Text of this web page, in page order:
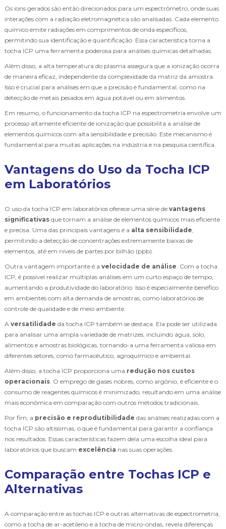
Os íons gerados são então direcionados para um espectrômetro, onde suas
interações com a radiação eletromagnética são analisadas. Cada elemento
químico emite radiações em comprimentos de onda específicos,
permitindo sua identificação e quantificação. Essa característica torna a
tocha ICP uma ferramenta poderosa para análises químicas detalhadas.
Além disso, a alta temperatura do plasma assegura que a ionização ocorra
de maneira eficaz, independente da complexidade da matriz da amostra.
Isso é crucial para análises em que a precisão é fundamental, como na
detecção de metais pesados em água potável ou em alimentos.
Em resumo, o funcionamento da tocha ICP na espectrometria envolve um
processo altamente eficiente de ionização que possibilita a análise de
elementos químicos com alta sensibilidade e precisão. Este mecanismo é
fundamental para muitas aplicações na indústria e na pesquisa científica.
Vantagens do Uso da Tocha ICP
em Laboratórios
O uso da tocha ICP em laboratórios oferece uma série de vantagens
significativas que tornam a análise de elementos químicos mais eficiente
e precisa. Uma das principais vantagens é a alta sensibilidade,
permitindo a detecção de concentrações extremamente baixas de
elementos, até em níveis de partes por bilhão (ppb).
Outra vantagem importante é a velocidade de análise. Com a tocha
ICP, é possível realizar múltiplas análises em um curto espaço de tempo,
aumentando a produtividade do laboratório. Isso é especialmente benéfico
em ambientes com alta demanda de amostras, como laboratórios de
controle de qualidade e de meio ambiente.
A versatilidade da tocha ICP também se destaca. Ela pode ser utilizada
para analisar uma ampla variedade de matrizes, incluindo água, solo,
alimentos e amostras biológicas, tornando-a uma ferramenta valiosa em
diferentes setores, como farmacêutico, agroquímico e ambiental.
Além disso, a tocha ICP proporciona uma redução nos custos
operacionais. O emprego de gases nobres, como argônio, é eficiente e o
consumo de reagentes químicos é minimizado, resultando em uma análise
mais econômica em comparação com outros métodos tradicionais.
Por fim, a precisão e reprodutibilidade das análises realizadas com a
tocha ICP são altíssimas, o que é fundamental para garantir a confiança
nos resultados. Essas características fazem dela uma escolha ideal para
laboratórios que buscam excelência nas suas operações.
Comparação entre Tochas ICP e
Alternativas
A comparação entre as tochas ICP e outras alternativas de espectrometria,
como a tocha de ar-acetileno e a tocha de micro-ondas, revela diferenças